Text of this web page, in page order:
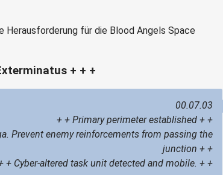
für die Blood Angels Space
+ + +
00.07.03
+ + Primary perimeter established + +
Prevent enemy reinforcements from passing the
junction + +
+ Cyber-altered task unit detected and mobile. + +